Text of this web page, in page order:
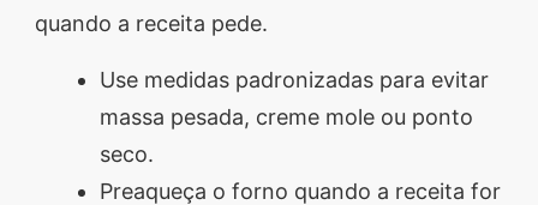
quando a receita pede.
Use medidas padronizadas para evitar
massa pesada, creme mole ou ponto
seco.
Preaqueça o forno quando a receita for